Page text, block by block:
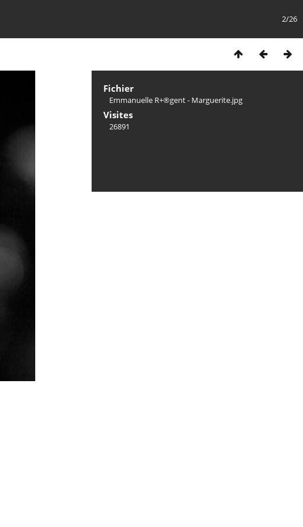
2/26
Fichier
Emmanuelle R+®gent - Marguerite.jpg
Visites
26891